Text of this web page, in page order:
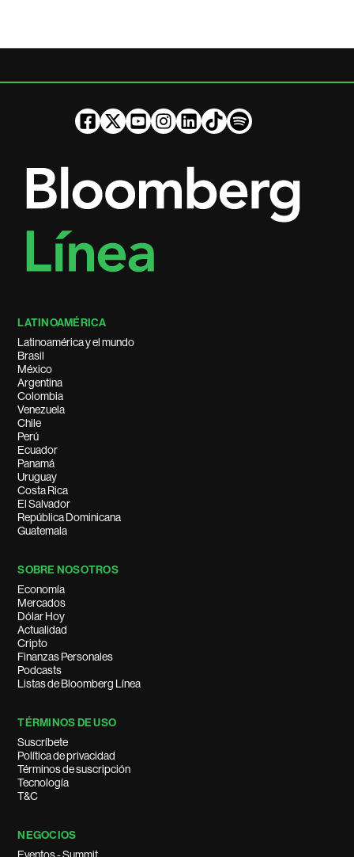
LATINOAMÉRICA
Latinoamérica y el mundo
Brasil
México
Argentina
Colombia
Venezuela
Chile
Perú
Ecuador
Panamá
Uruguay
Costa Rica
El Salvador
República Dominicana
Guatemala
SOBRE NOSOTROS
Economía
Mercados
Dólar Hoy
Actualidad
Cripto
Finanzas Personales
Podcasts
Listas de Bloomberg Línea
TÉRMINOS DE USO
Suscríbete
Política de privacidad
Términos de suscripción
Tecnología
T&C
NEGOCIOS